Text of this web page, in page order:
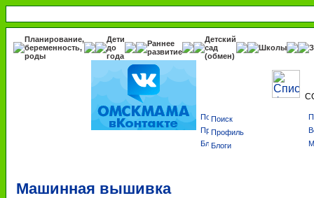
Планирование,
беременность,
роды
Дети
до
года
Раннее
развитие
Детский
сад
(обмен)
Школы
Поиск
Профиль
Блоги
Машинная вышивка